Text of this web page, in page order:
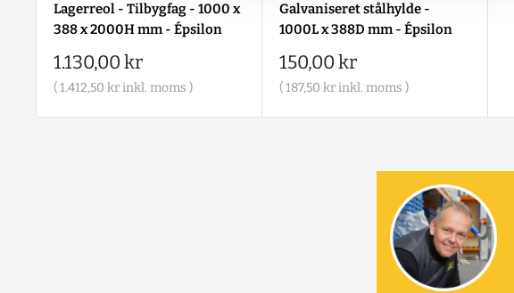
Lagerreol - Tilbygfag - 1000 x
388 x 2000H mm - Épsilon
Salgspris
1.130,00 kr
(1.412,50 krinkl. moms )
Galvaniseret stålhylde -
1000L x 388D mm - Épsilon
Salgspris
150,00 kr
(187,50 krinkl. moms )